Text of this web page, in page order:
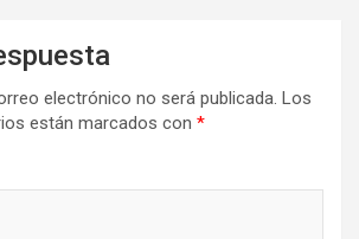
electrónico no será publicada. Los
están marcados con *